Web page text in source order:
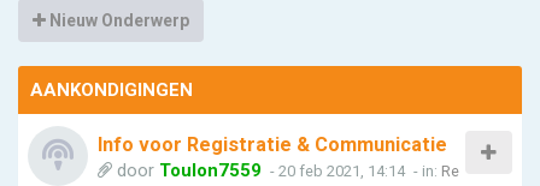
Nieuw Onderwerp
AANKONDIGINGEN
Info voor Registratie & Communicatie
door Toulon7559 - 20 feb 2021, 14:14 - in: Re